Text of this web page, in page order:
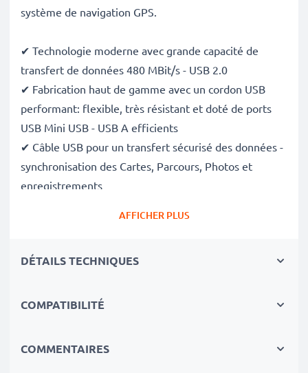
système de navigation GPS.
✔ Technologie moderne avec grande capacité de
transfert de données 480 MBit/s - USB 2.0
✔ Fabrication haut de gamme avec un cordon USB
performant: flexible, très résistant et doté de ports
USB Mini USB - USB A efficients
✔ Câble USB pour un transfert sécurisé des données -
synchronisation des Cartes, Parcours, Photos et
enregistrements
peut être chargé via le port USB
Données techniques du câble USB:
Matériau Connecteur
AFFICHER PLUS
DÉTAILS TECHNIQUES
COMPATIBILITÉ
COMMENTAIRES